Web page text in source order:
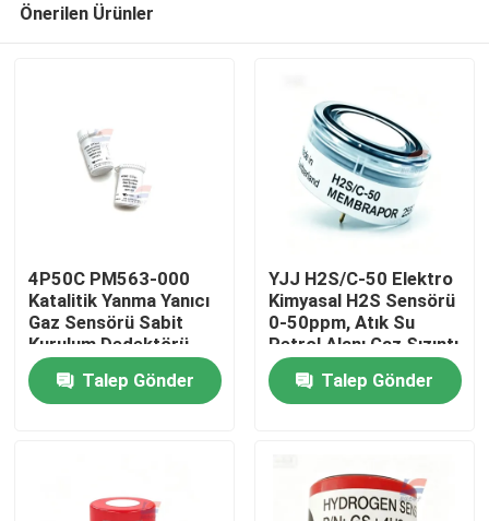
Evde
VR Gösterisi
Önerilen Ürünler
4P50C PM563-000
Katalitik Yanma Yanıcı
Gaz Sensörü Sabit
Kurulum Dedektörü
Talep Gönder
YJJ H2S/C-50 Elektro
Kimyasal H2S Sensörü
0-50ppm, Atık Su
Petrol Alanı Gaz Sızıntı
Detektörü için
Talep Gönder